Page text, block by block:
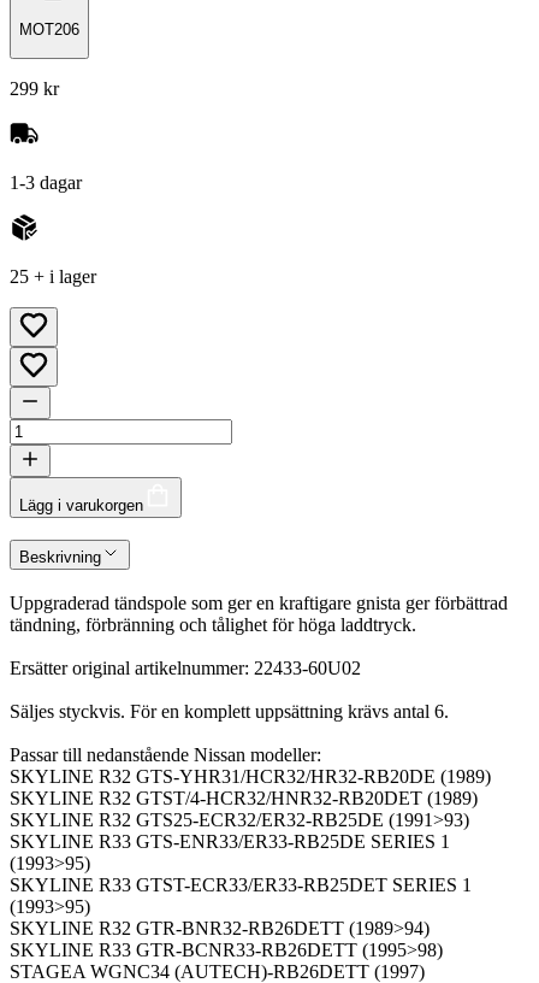
MOT206
299 kr
1-3 dagar
25 + i lager
Lägg i varukorgen
Beskrivning
Uppgraderad tändspole som ger en kraftigare gnista ger förbättrad
tändning, förbränning och tålighet för höga laddtryck.
Ersätter original artikelnummer: 22433-60U02
Säljes styckvis. För en komplett uppsättning krävs antal 6.
Passar till nedanstående Nissan modeller:
SKYLINE R32 GTS-YHR31/HCR32/HR32-RB20DE (1989)
SKYLINE R32 GTST/4-HCR32/HNR32-RB20DET (1989)
SKYLINE R32 GTS25-ECR32/ER32-RB25DE (1991>93)
SKYLINE R33 GTS-ENR33/ER33-RB25DE SERIES 1
(1993>95)
SKYLINE R33 GTST-ECR33/ER33-RB25DET SERIES 1
(1993>95)
SKYLINE R32 GTR-BNR32-RB26DETT (1989>94)
SKYLINE R33 GTR-BCNR33-RB26DETT (1995>98)
STAGEA WGNC34 (AUTECH)-RB26DETT (1997)